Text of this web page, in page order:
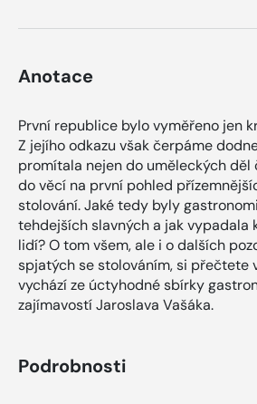
Anotace
První republice bylo vyměřeno jen
Z jejího odkazu však čerpáme
promítala nejen do uměleckých děl
do věcí na první pohled
stolování. Jaké tedy byly
tehdejších slavných a jak vypadala
lidí? O tom všem, ale i o dalších
spjatých se stolováním, si přečtete
vychází ze úctyhodné sbírky
zajímavostí Jaroslava Vašáka.
Podrobnosti